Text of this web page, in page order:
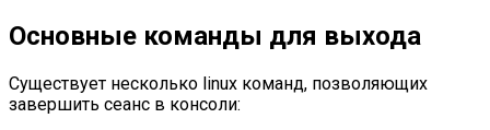
Основные команды для выхода
Существует несколько linux команд, позволяющих
завершить сеанс в консоли: